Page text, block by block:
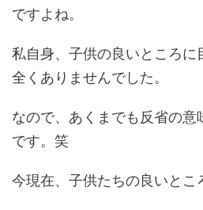
ですよね。
私自身、子供の良いところに
全くありませんでした。
なので、あくまでも反省の意
です。笑
今現在、子供たちの良いとこ